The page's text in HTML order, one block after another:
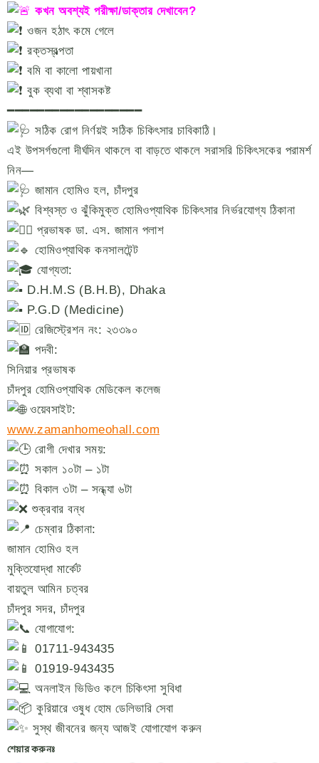
কখন অবশ্যই পরীক্ষা/ডাক্তার দেখাবেন?
ওজন হঠাৎ কমে গেলে
রক্তস্বল্পতা
বমি বা কালো পায়খানা
বুক ব্যথা বা শ্বাসকষ্ট
━━━━━━━━━━━━━━━━━━
সঠিক রোগ নির্ণয়ই সঠিক চিকিৎসার চাবিকাঠি।
এই উপসর্গগুলো দীর্ঘদিন থাকলে বা বাড়তে থাকলে সরাসরি চিকিৎসকের পরামর্শ
নিন—
জামান হোমিও হল, চাঁদপুর
বিশ্বস্ত ও ঝুঁকিমুক্ত হোমিওপ্যাথিক চিকিৎসার নির্ভরযোগ্য ঠিকানা
প্রভাষক ডা. এস. জামান পলাশ
হোমিওপ্যাথিক কনসালটেন্ট
যোগ্যতা:
D.H.M.S (B.H.B), Dhaka
P.G.D (Medicine)
রেজিস্ট্রেশন নং: ২৩৩৯০
পদবী:
সিনিয়ার প্রভাষক
চাঁদপুর হোমিওপ্যাথিক মেডিকেল কলেজ
ওয়েবসাইট:
www.zamanhomeohall.com
রোগী দেখার সময়:
সকাল ১০টা – ১টা
বিকাল ৩টা – সন্ধ্যা ৬টা
শুক্রবার বন্ধ
চেম্বার ঠিকানা:
জামান হোমিও হল
মুক্তিযোদ্ধা মার্কেট
বায়তুল আমিন চত্বর
চাঁদপুর সদর, চাঁদপুর
যোগাযোগ:
01711-943435
01919-943435
অনলাইন ভিডিও কলে চিকিৎসা সুবিধা
কুরিয়ারে ওষুধ হোম ডেলিভারি সেবা
সুস্থ জীবনের জন্য আজই যোগাযোগ করুন
শেয়ার করুনঃ